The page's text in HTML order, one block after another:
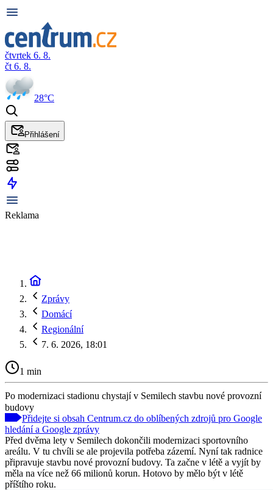
čtvrtek 6. 8.
čt 6. 8.
28°C
Přihlášení
Reklama
Zprávy
Domácí
Regionální
7. 6. 2026, 18:01
1 min
Po modernizaci stadionu chystají v Semilech stavbu nové provozní
budovy
Přidejte si obsah Centrum.cz do oblíbených zdrojů pro Google
hledání a Google zprávy
Před dvěma lety v Semilech dokončili modernizaci sportovního
areálu. V tu chvíli se ale projevila potřeba zázemí. Nyní tak radnice
připravuje stavbu nové provozní budovy. Ta začne v létě a vyjít by
měla na více než 66 milionů korun. Hotovo by mělo být v létě
příštího roku.